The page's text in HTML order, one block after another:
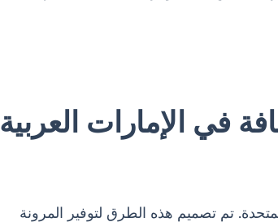
في الإمارات العربية
تم تصميم هذه الطرق لتوفير المرونة